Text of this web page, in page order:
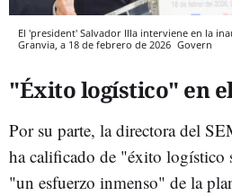
El 'president' Salvador Illa interviene en la
Granvia, a 18 de febrero de 2026 Govern
"Éxito logístico" en
Por su parte, la directora del
ha calificado de "éxito logístico
"un esfuerzo inmenso" de la